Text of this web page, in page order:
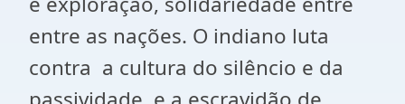
entre as nações. O indiano luta
contra a cultura do silêncio e da